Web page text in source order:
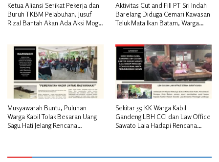
Ketua Aliansi Serikat Pekerja dan
Buruh TKBM Pelabuhan, Jusuf
Rizal Bantah Akan Ada Aksi Mogol
Aktivitas Cut and Fill PT Sri Indah
Barelang Diduga Cemari Kawasan
Teluk Mata Ikan Batam, Warga
Musyawarah Buntu, Puluhan
Warga Kabil Tolak Besaran Uang
Sagu Hati Jelang Rencana
Sekitar 59 KK Warga Kabil
Gandeng LBH CCI dan Law Office
Sawato Laia Hadapi Rencana